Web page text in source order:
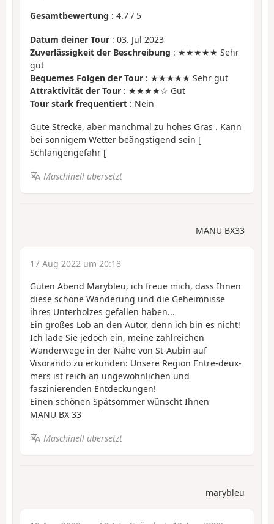
Gesamtbewertung : 4.7 / 5
Datum deiner Tour : 03. Jul 2023
Zuverlässigkeit der Beschreibung : ★★★★★ Sehr
gut
Bequemes Folgen der Tour : ★★★★★ Sehr gut
Attraktivität der Tour : ★★★★☆ Gut
Tour stark frequentiert : Nein
Gute Strecke, aber manchmal zu hohes Gras . Kann
bei sonnigem Wetter beängstigend sein [
Schlangengefahr [
Maschinell übersetzt
MANU BX33
17 Aug 2022 um 20:18
Guten Abend Marybleu, ich freue mich, dass Ihnen
diese schöne Wanderung und die Geheimnisse
ihres Unterholzes gefallen haben...
Ein großes Lob an den Autor, denn ich bin es nicht!
Ich lade Sie jedoch ein, meine zahlreichen
Wanderwege in der Nähe von St-Aubin auf
Visorando zu erkunden: Unsere Region Entre-deux-
mers ist reich an ungewöhnlichen und
faszinierenden Entdeckungen!
Einen schönen Spätsommer wünscht Ihnen
MANU BX 33
Maschinell übersetzt
marybleu